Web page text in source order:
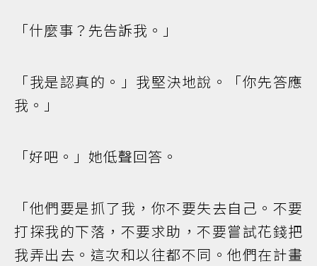
「什麼事？先告訴我。」
「我是認真的。」我堅決地說。「你先答應
我。」
「好吧。」她低聲回答。
「他們要是抓了我，你不要失去自己。不要
打探我的下落，不要求助，不要嘗試花錢把
我弄出去。這次和以往都不同。他們在計畫